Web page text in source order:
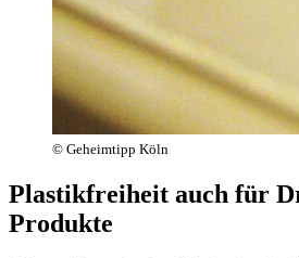
© Geheimtipp Köln
Plastikfreiheit auch für
Produkte